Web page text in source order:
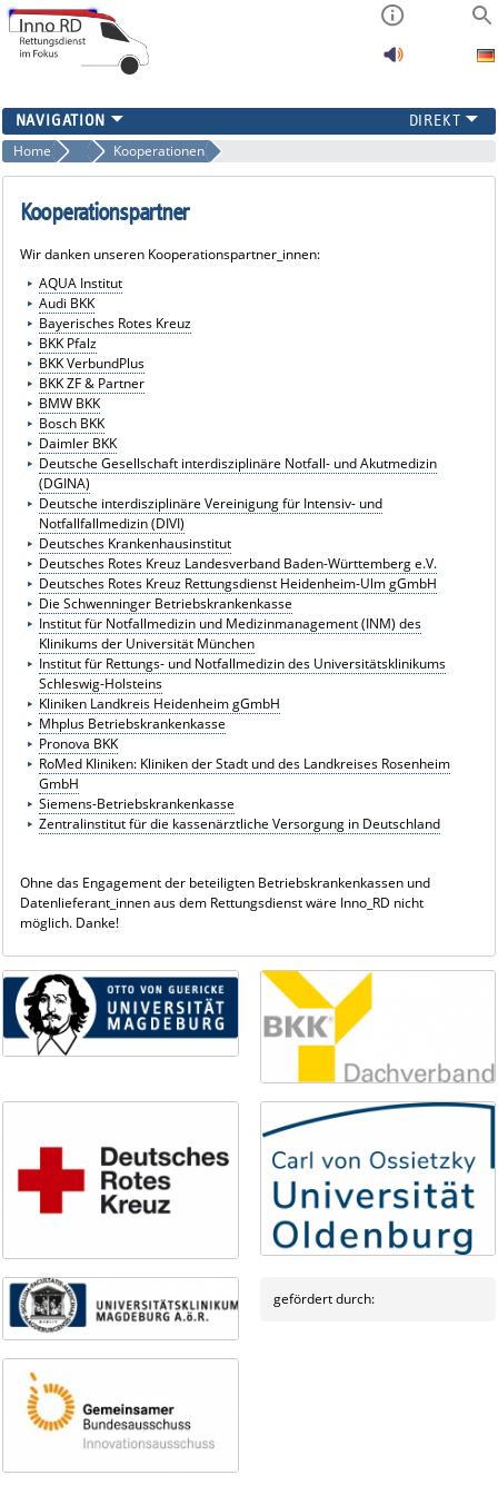
PROJEKTINFORMATION
FAQ
ERGEBNISSE
Home Projektinformation
Kooperationen
Kooperationspartner
Wir danken unseren Kooperationspartner_innen:
AQUA Institut
Audi BKK
Bayerisches Rotes Kreuz
BKK Pfalz
BKK VerbundPlus
BKK ZF & Partner
BMW BKK
Bosch BKK
Daimler BKK
Deutsche Gesellschaft interdisziplinäre Notfall- und Akutmedizin
(DGINA)
Deutsche interdisziplinäre Vereinigung für Intensiv- und
Notfallfallmedizin (DIVI)
Deutsches Krankenhausinstitut
Deutsches Rotes Kreuz Landesverband Baden-Württemberg e.V.
Deutsches Rotes Kreuz Rettungsdienst Heidenheim-Ulm gGmbH
Die Schwenninger Betriebskrankenkasse
Institut für Notfallmedizin und Medizinmanagement (INM) des
Klinikums der Universität München
Institut für Rettungs- und Notfallmedizin des Universitätsklinikums
Schleswig-Holsteins
Kliniken Landkreis Heidenheim gGmbH
Mhplus Betriebskrankenkasse
Pronova BKK
RoMed Kliniken: Kliniken der Stadt und des Landkreises Rosenheim
GmbH
Siemens-Betriebskrankenkasse
Zentralinstitut für die kassenärztliche Versorgung in Deutschland
Ohne das Engagement der beteiligten Betriebskrankenkassen und
Datenlieferant_innen aus dem Rettungsdienst wäre Inno_RD nicht
möglich. Danke!
gefördert durch: